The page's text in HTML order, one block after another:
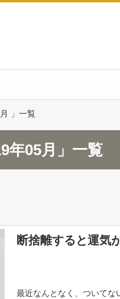
」一覧
年05月」一覧
断捨離すると運気
最近なんとなく、ついて